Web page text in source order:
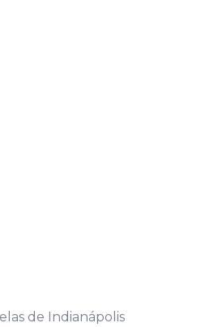
de Indianápolis